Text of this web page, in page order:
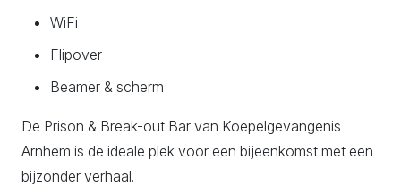
WiFi
Flipover
Beamer & scherm
De Prison & Break-out Bar van Koepelgevangenis
Arnhem is de ideale plek voor een bijeenkomst met een
bijzonder verhaal.